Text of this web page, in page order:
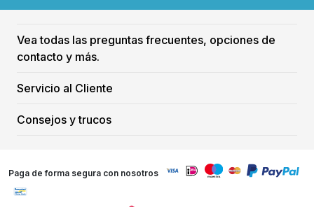
Vea todas las preguntas frecuentes, opciones de
contacto y más.
Servicio al Cliente
Consejos y trucos
Paga de forma segura con nosotros